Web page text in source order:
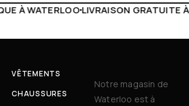
GRATUITE À PARTIR DE 150€LIVE
VÊTEMENTS
CHAUSSURES
Notre magasin de
Waterloo est à